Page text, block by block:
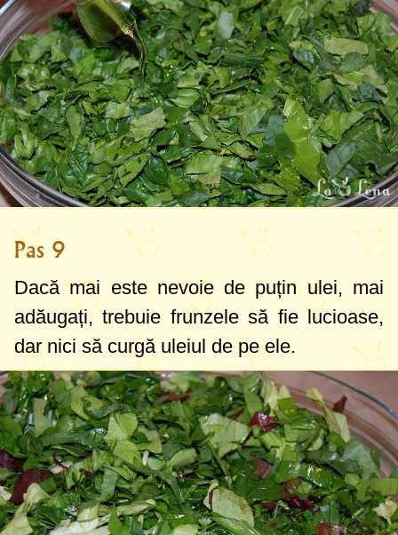
Pas 9
Dacă mai este nevoie de puțin ulei, mai
adăugați, trebuie frunzele să fie lucioase,
dar nici să curgă uleiul de pe ele.